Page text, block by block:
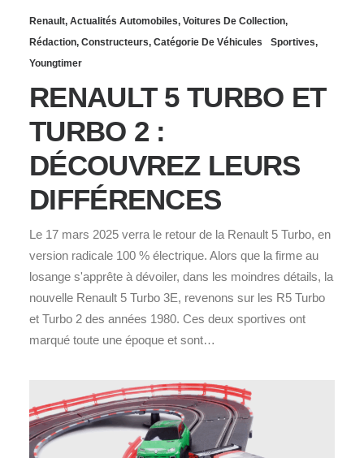
Renault, Actualités Automobiles, Voitures De Collection,
Rédaction, Constructeurs, Catégorie De Véhicules Sportives,
Youngtimer
RENAULT 5 TURBO ET
TURBO 2 :
DÉCOUVREZ LEURS
DIFFÉRENCES
Le 17 mars 2025 verra le retour de la Renault 5 Turbo, en
version radicale 100 % électrique. Alors que la firme au
losange s'apprête à dévoiler, dans les moindres détails, la
nouvelle Renault 5 Turbo 3E, revenons sur les R5 Turbo
et Turbo 2 des années 1980. Ces deux sportives ont
marqué toute une époque et sont…